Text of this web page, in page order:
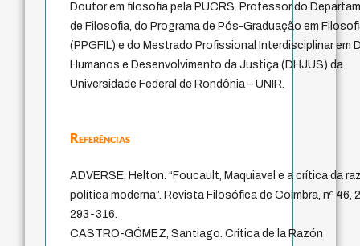
Doutor em filosofia pela PUCRS. Professor do
de Filosofia, do Programa de Pós-Graduação em
(PPGFIL) e do Mestrado Profissional Interdisciplinar em
Humanos e Desenvolvimento da Justiça (DHJUS) da
Universidade Federal de Rondônia – UNIR.
Referências
ADVERSE, Helton. “Foucault, Maquiavel e a crítica da
política moderna”. Revista Filosófica de Coimbra, nº 46,
293-316.
CASTRO-GÓMEZ, Santiago. Crítica de la Razón